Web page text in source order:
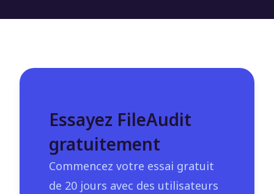
Essayez FileAudit
gratuitement
Commencez votre essai gratuit
de 20 jours avec des utilisateurs